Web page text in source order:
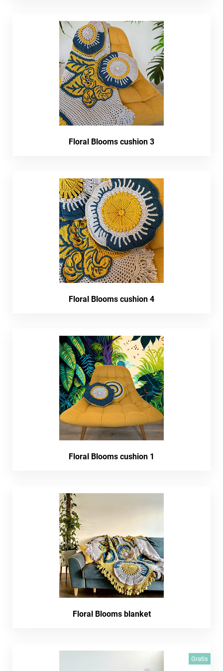
Floral Blooms cushion 3
Floral Blooms cushion 4
Floral Blooms cushion 1
Floral Blooms blanket
Gratis